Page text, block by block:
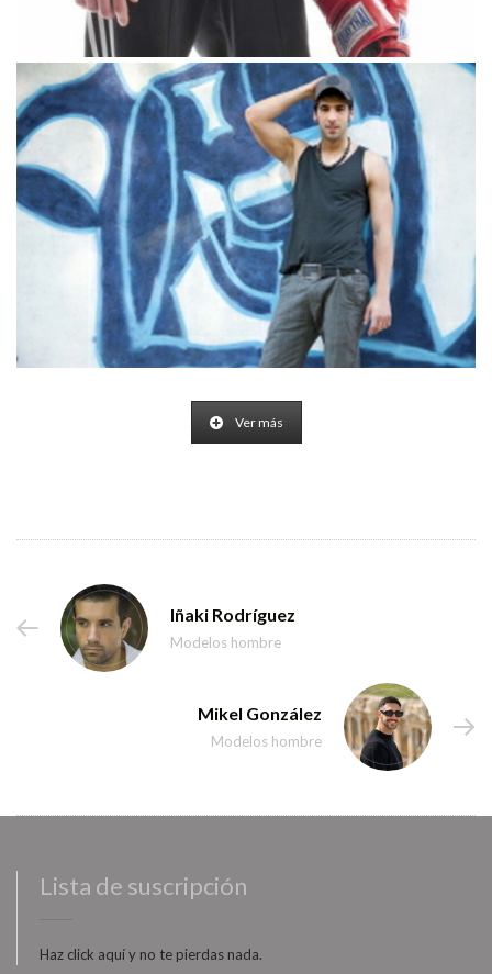
Ver más
Iñaki Rodríguez
Modelos hombre
Mikel González
Modelos hombre
Lista de suscripción
Haz click aquí y no te pierdas nada.